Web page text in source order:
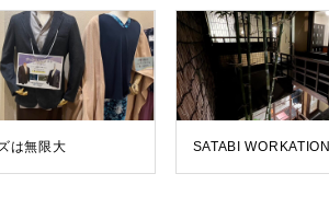
は無限大 SATABI WORKATION